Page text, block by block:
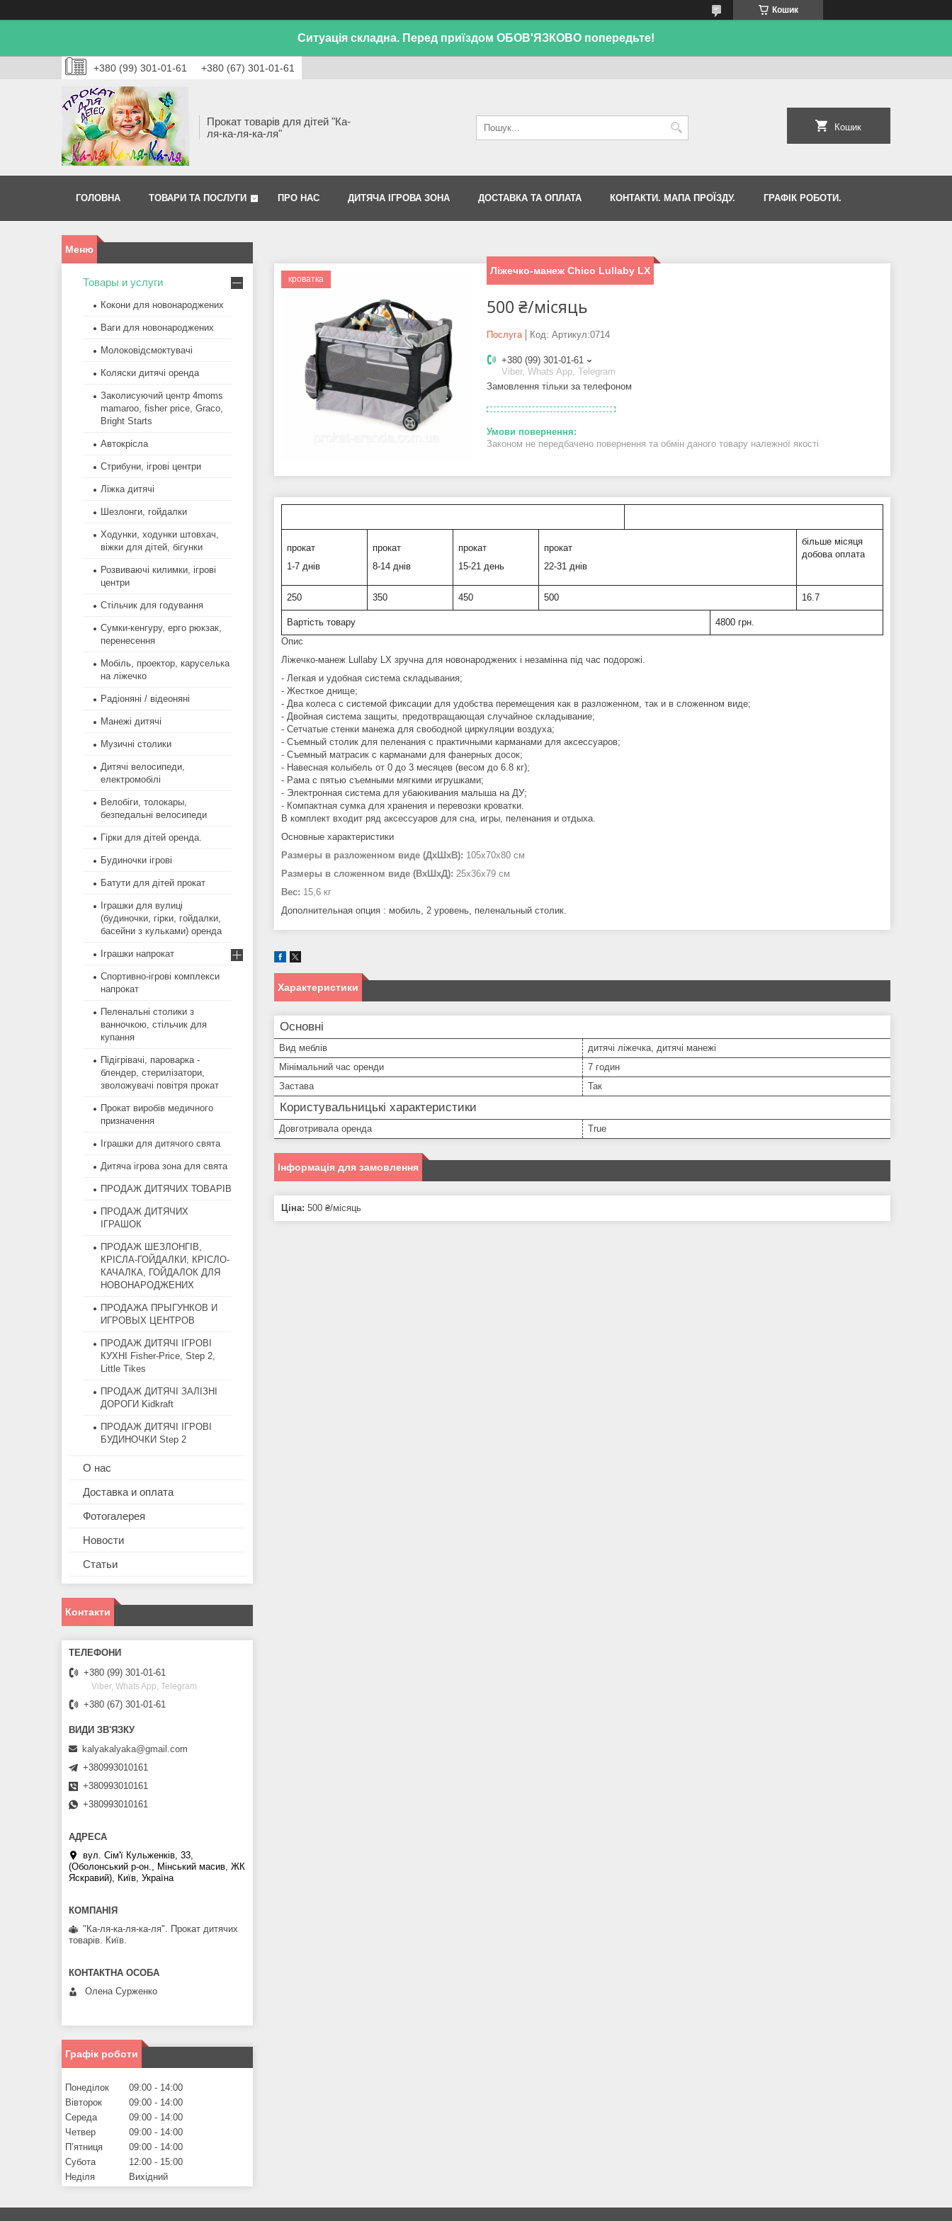
Кошик
Ситуація складна. Перед приїздом ОБОВ'ЯЗКОВО попередьте!
+380 (99) 301-01-61 +380 (67) 301-01-61
Прокат товарів для дітей "Ка-
ля-ка-ля-ка-ля"
Кошик
ГОЛОВНА ТОВАРИ ТА ПОСЛУГИ ПРО НАС ДИТЯЧА ІГРОВА ЗОНА ДОСТАВКА ТА ОПЛАТА КОНТАКТИ. МАПА ПРОЇЗДУ. ГРАФІК РОБОТИ.
кроватка
Ліжечко-манеж Chico Lullaby LX
500 ₴/місяць
Послуга Код: Артикул:0714
+380 (99) 301-01-61
Viber, Whats App, Telegram
Замовлення тільки за телефоном
Законом не передбачено повернення та обмін даного товару належної якості
прокат
1-7 днів
прокат
8-14 днів
прокат
15-21 день
прокат
22-31 днів
більше місяця
добова оплата
250 350 450 500 16.7
Вартість товару
4800 грн.
Опис
Ліжечко-манеж Lullaby LX зручна для новонароджених і незамінна під час подорожі.
- Легкая и удобная система складывания;
- Жесткое днище;
- Два колеса с системой фиксации для удобства перемещения как в разложенном, так и в сложенном виде;
- Двойная система защиты, предотвращающая случайное складывание;
- Сетчатые стенки манежа для свободной циркуляции воздуха;
- Съемный столик для пеленания с практичными карманами для аксессуаров;
- Съемный матрасик с карманами для фанерных досок;
- Навесная колыбель от 0 до 3 месяцев (весом до 6.8 кг);
- Рама с пятью съемными мягкими игрушками;
- Электронная система для убаюкивания малыша на ДУ;
- Компактная сумка для хранения и перевозки кроватки.
В комплект входит ряд аксессуаров для сна, игры, пеленания и отдыха.
Основные характеристики
Размеры в разложенном виде (ДхШхВ): 105х70х80 см
Размеры в сложенном виде (ВхШхД): 25х36х79 см
Вес: 15,6 кг
Дополнительная опция : мобиль, 2 уровень, пеленальный столик.
Характеристики
Основні
Вид меблів
дитячі ліжечка, дитячі манежі
Мінімальний час оренди
7 годин
Застава
Так
Користувальницькі характеристики
Довготривала оренда True
Інформація для замовлення
Ціна: 500 ₴/місяць
Товары и услуги
Кокони для новонароджених
Ваги для новонароджених
Молоковідсмоктувачі
Коляски дитячі оренда
Заколисуючий центр 4moms
mamaroo, fisher price, Graco,
Bright Starts
Автокрісла
Стрибуни, ігрові центри
Ліжка дитячі
Шезлонги, гойдалки
Ходунки, ходунки штовхач,
віжки для дітей, бігунки
Розвиваючі килимки, ігрові
центри
Стільчик для годування
Сумки-кенгуру, ерго рюкзак,
перенесення
Мобіль, проектор, каруселька
на ліжечко
Радіоняні / відеоняні
Манежі дитячі
Музичні столики
Дитячі велосипеди,
електромобілі
Велобіги, толокары,
безпедальні велосипеди
Гірки для дітей оренда.
Будиночки ігрові
Батути для дітей прокат
Іграшки для вулиці
(будиночки, гірки, гойдалки,
басейни з кульками) оренда
Іграшки напрокат
Спортивно-ігрові комплекси
напрокат
Пеленальні столики з
ванночкою, стільчик для
купання
Підігрівачі, пароварка -
блендер, стерилізатори,
зволожувачі повітря прокат
Прокат виробів медичного
призначення
Іграшки для дитячого свята
Дитяча ігрова зона для свята
ПРОДАЖ ДИТЯЧИХ ТОВАРІВ
ПРОДАЖ ДИТЯЧИХ
ІГРАШОК
ПРОДАЖ ШЕЗЛОНГІВ,
КРІСЛА-ГОЙДАЛКИ, КРІСЛО-
КАЧАЛКА, ГОЙДАЛОК ДЛЯ
НОВОНАРОДЖЕНИХ
ПРОДАЖА ПРЫГУНКОВ И
ИГРОВЫХ ЦЕНТРОВ
ПРОДАЖ ДИТЯЧІ ІГРОВІ
КУХНІ Fisher-Price, Step 2,
Little Tikes
ПРОДАЖ ДИТЯЧІ ЗАЛІЗНІ
ДОРОГИ Kidkraft
ПРОДАЖ ДИТЯЧІ ІГРОВІ
БУДИНОЧКИ Step 2
О нас
Доставка и оплата
Фотогалерея
Новости
Статьи
Контакти
+380 (99) 301-01-61
Viber, Whats App, Telegram
+380 (67) 301-01-61
kalyakalyaka@gmail.com
+380993010161
+380993010161
+380993010161
вул. Сім'ї Кульженків, 33,
(Оболонський р-он., Мінський масив, ЖК
Яскравий), Київ, Україна
"Ка-ля-ка-ля-ка-ля". Прокат дитячих
товарів. Київ.
Олена Сурженко
Графік роботи
Понеділок 09:00
14:00
Вівторок
09:00
14:00
Середа
09:00
14:00
Четвер
09:00
14:00
Пʼятниця
09:00
14:00
Субота
12:00
15:00
Неділя
Вихідний